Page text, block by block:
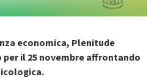
economica, Plenitude
il 25 novembre affrontando